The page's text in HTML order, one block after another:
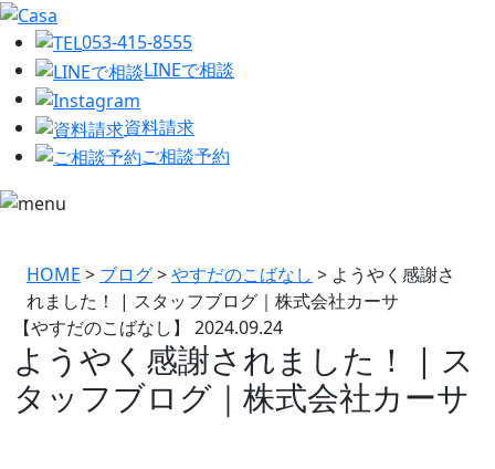
053-415-8555
LINEで相談
資料請求
ご相談予約
HOME > ブログ>やすだのこばなし > ようやく感謝さ
れました！ | スタッフブログ｜株式会社カーサ
【やすだのこばなし】 2024.09.24
ようやく感謝されました！ | ス
タッフブログ｜株式会社カーサ